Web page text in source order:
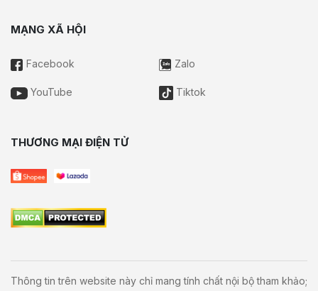
MẠNG XÃ HỘI
Facebook Zalo
YouTube Tiktok
THƯƠNG MẠI ĐIỆN TỬ
Thông tin trên website này chỉ mang tính chất nội bộ tham khảo;